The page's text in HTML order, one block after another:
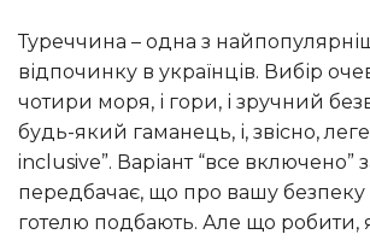
Туреччина – одна з найпопулярніших країн для
відпочинку в українців. Вибір
чотири моря, і гори, і зручний
будь-який гаманець, і, звісно,
inclusive”. Варіант “все включено”
передбачає, що про вашу безпеку
готелю подбають. Але що робити,